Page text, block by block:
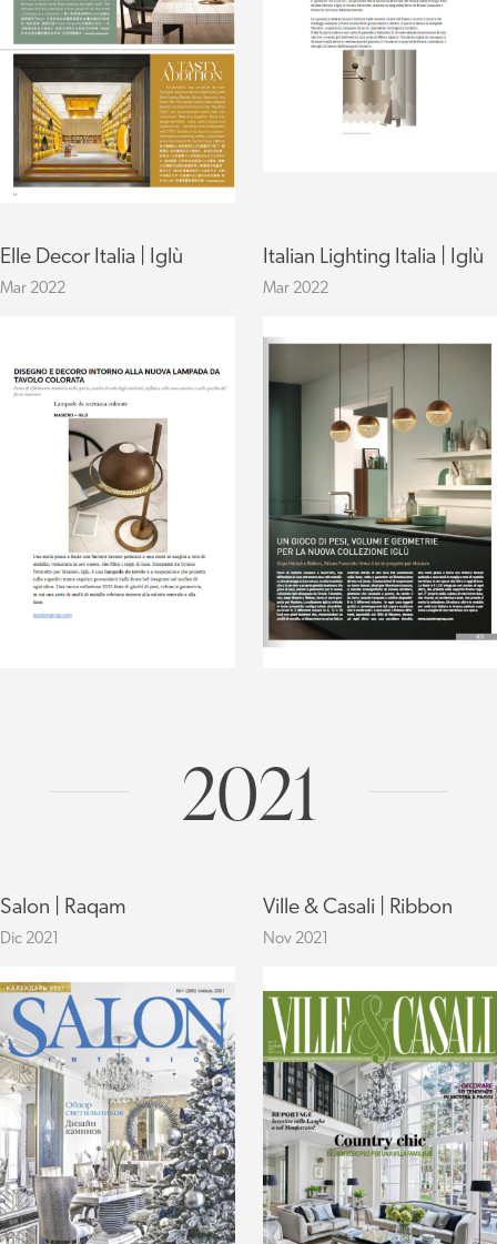
Elle Decor Italia | Iglù
Mar 2022
Italian Lighting Italia | Iglù
Mar 2022
2021
Salon | Raqam
Dic 2021
Ville & Casali | Ribbon
Nov 2021